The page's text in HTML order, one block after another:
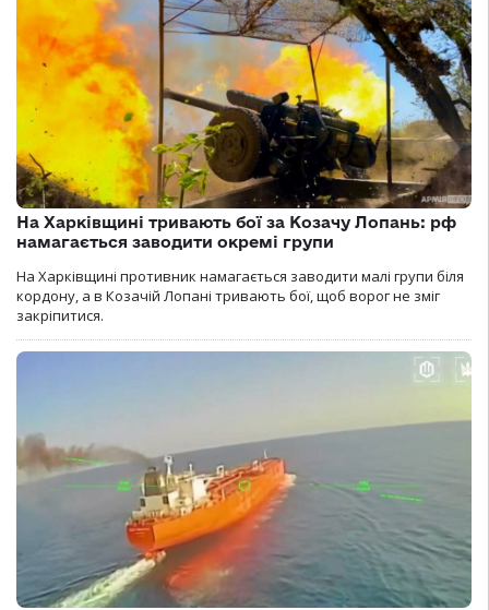
На Харківщині тривають бої за Козачу Лопань: рф
намагається заводити окремі групи
На Харківщині противник намагається заводити малі групи біля
кордону, а в Козачій Лопані тривають бої, щоб ворог не зміг
закріпитися.